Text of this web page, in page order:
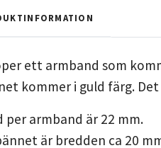
ett armband som
kommer i guld färg.
per armband är 22 mm.
är bredden ca 20